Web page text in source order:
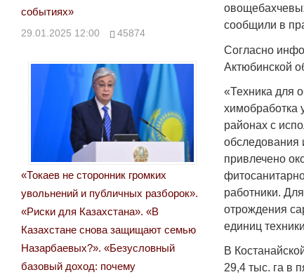
сообщили в
Согласно
Актюбинской
«Техника для
химобработка
районах с
обследования
привлечено
работники.
отрождения
единиц
В
29,4 тыс. га в
событиях»
29.01.2025 12:00 45874
«Токаев не сторонник громких
увольнений и публичных разборок».
«Риски для Казахстана». «В
Казахстане снова защищают семью
Назарбаевых?». «Безусловный
базовый доход: почему